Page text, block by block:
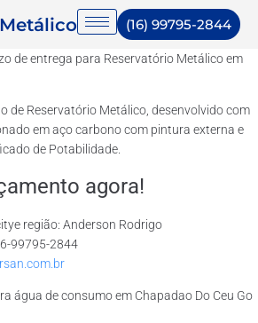
(16) 99795-2844
de entrega para Reservatório Metálico em
de Reservatório Metálico, desenvolvido com
em aço carbono com pintura externa e
de Potabilidade.
agora!
região: Anderson Rodrigo
99795-2844
água de consumo em Chapadao Do Ceu Go